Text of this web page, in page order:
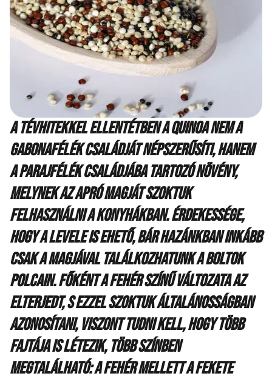
A tévhitekkel ellentétben a quinoa nem a
gabonafélék családját népszerűsíti, hanem
a parajfélék családjába tartozó növény,
melynek az apró magját szoktuk
felhasználni a konyhákban. Érdekessége,
hogy a levele is ehető, bár hazánkban inkább
csak a magjával találkozhatunk a boltok
polcain. Főként a fehér színű változata az
elterjedt, s ezzel szoktuk általánosságban
azonosítani, viszont tudni kell, hogy több
fajtája is létezik, több színben
megtalálható: a fehér mellett a fekete